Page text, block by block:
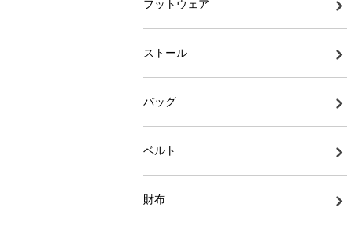
フットウェア
ストール
バッグ
ベルト
財布